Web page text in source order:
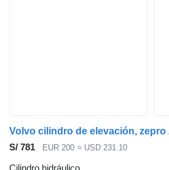
S/ 781 EUR 200 ≈ USD 231.10